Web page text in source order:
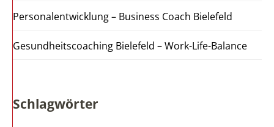
Personalentwicklung – Business Coach Bielefeld
Gesundheitscoaching Bielefeld – Work-Life-Balance
Schlagwörter